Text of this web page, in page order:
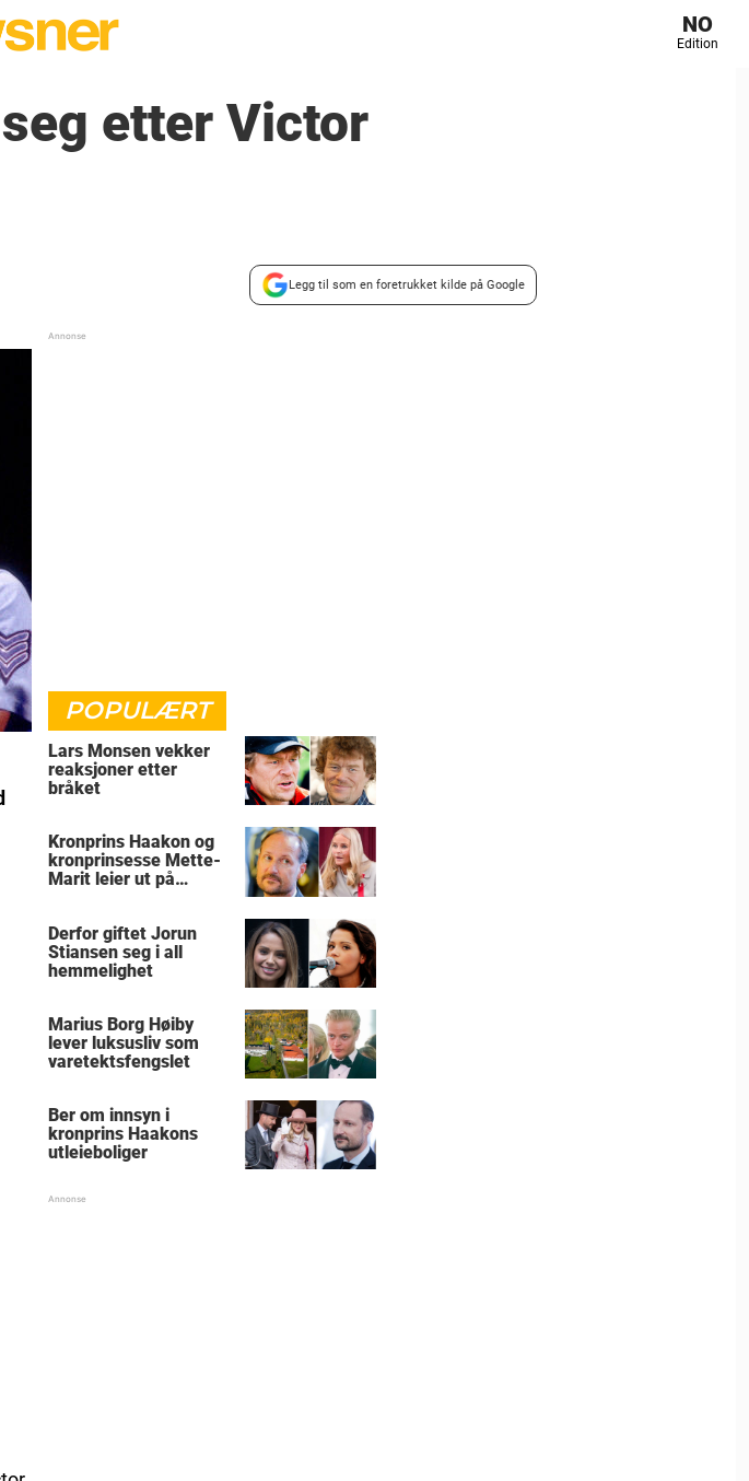
NO
Edition
etter Victor
Legg til som en foretrukket kilde på Google
POPULÆRT
Lars Monsen vekker
reaksjoner etter
bråket
Kronprins Haakon og
kronprinsesse Mette-
Marit leier ut på
Derfor giftet Jorun
Stiansen seg i all
hemmelighet
Marius Borg Høiby
lever luksusliv som
varetektsfengslet
Ber om innsyn i
kronprins Haakons
utleieboliger